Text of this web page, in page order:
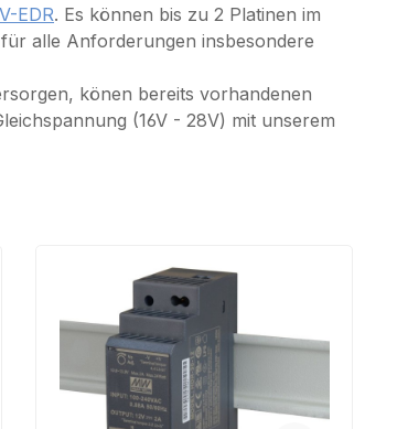
EDR. Es können bis zu 2 Platinen im
alle Anforderungen insbesondere
könen bereits vorhandenen
(16V - 28V) mit unserem